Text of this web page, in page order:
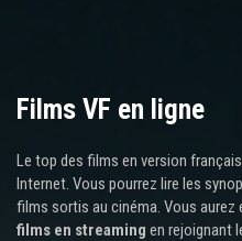
Films VF en ligne
Le top des films en version
Internet. Vous pourrez lire les
films sortis au cinéma. Vous
films en streaming en rejoignant